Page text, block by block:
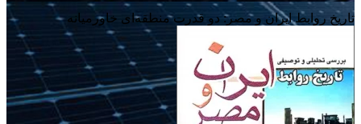
تاریخ روابط ایران و مصر: دو قدرت منطقه‌ای خاورمیانه